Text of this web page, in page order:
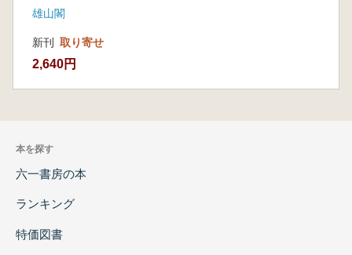
雄山閣
新刊 取り寄せ
2,640円
本を探す
六一書房の本
ランキング
特価図書